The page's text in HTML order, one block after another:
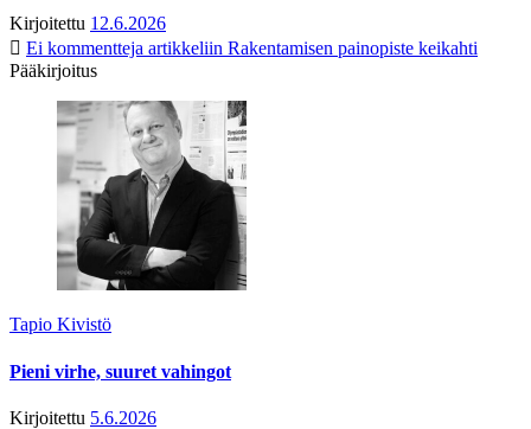
Kirjoitettu 12.6.2026
Ei kommentteja artikkeliin Rakentamisen painopiste keikahti
Pääkirjoitus
Tapio Kivistö
Pieni virhe, suuret vahingot
Kirjoitettu 5.6.2026